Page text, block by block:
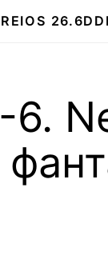
IOS 26.6
6.